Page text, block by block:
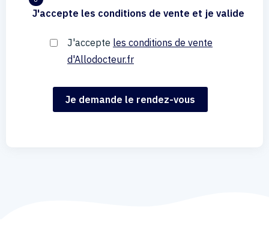
J'accepte les conditions de vente et je valide
J'accepte les conditions de vente
d'Allodocteur.fr